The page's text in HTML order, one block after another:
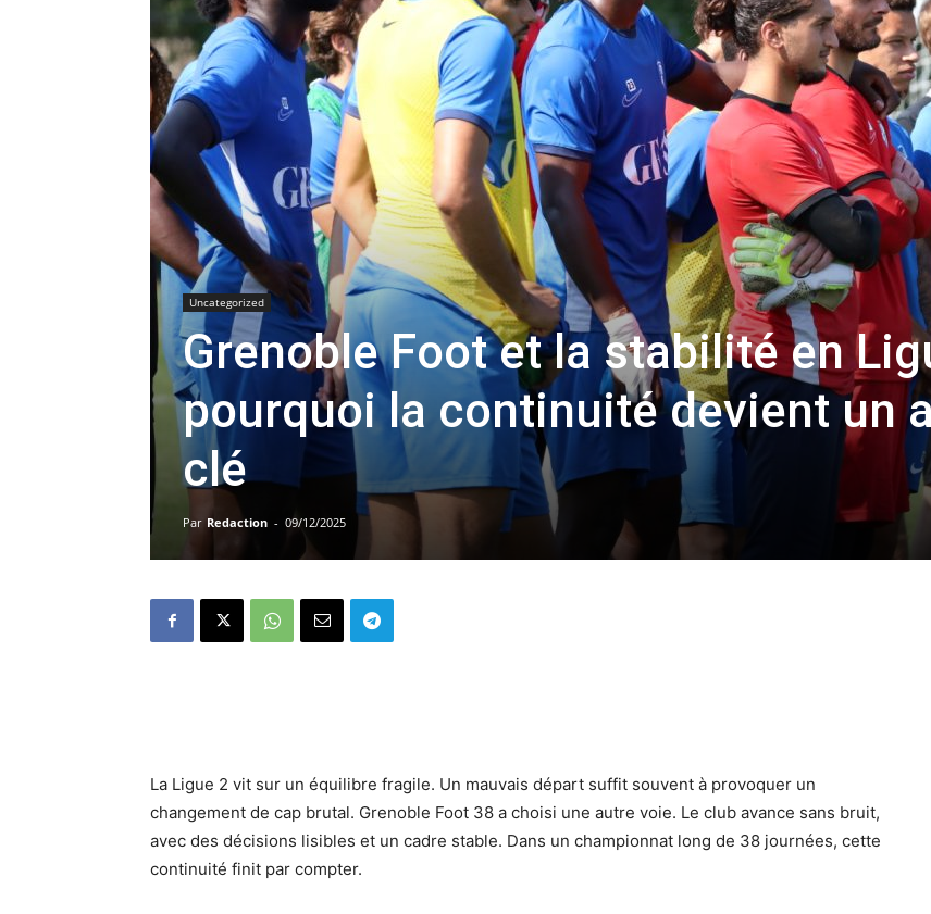
Uncategorized
Grenoble Foot et la stabilité en
pourquoi la continuité devient un
clé
Par Redaction - 09/12/2025
La Ligue 2 vit sur un équilibre fragile. Un mauvais départ suffit souvent à provoquer un
changement de cap brutal. Grenoble Foot 38 a choisi une autre voie. Le club avance sans bruit,
avec des décisions lisibles et un cadre stable. Dans un championnat long de 38 journées, cette
continuité finit par compter.